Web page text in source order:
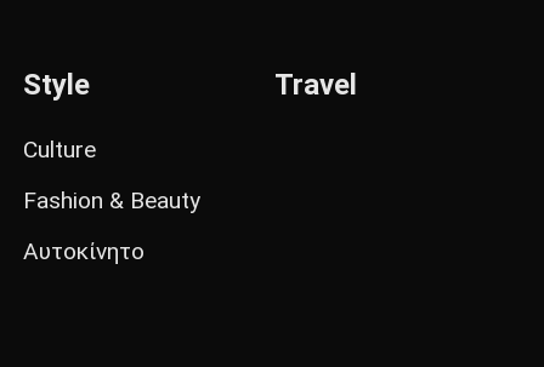
Style
Culture
Fashion & Beauty
Αυτοκίνητο
Travel